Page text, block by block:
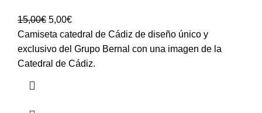
15,00€ 5,00€
Camiseta catedral de Cádiz de diseño único y
exclusivo del Grupo Bernal con una imagen de la
Catedral de Cádiz.